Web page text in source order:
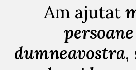
Am ajutat
dumneavostra,